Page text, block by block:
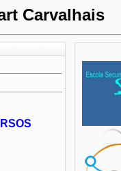
Carvalhais